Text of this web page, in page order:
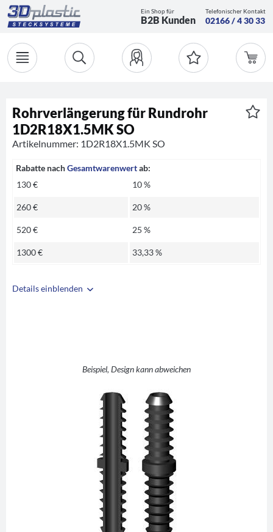
Ein Shop für
B2B Kunden
Telefonischer Kontakt
02166 / 4 30 33
Details einblenden
Beispiel, Design kann abweichen
Rohrverlängerung für Rundrohr
1D2R18X1.5MK SO
Artikelnummer: 1D2R18X1.5MK SO
Rabatte nachGesamtwarenwertab:
130 €
10 %
260 € 20 %
520 € 25 %
1300 € 33,33 %